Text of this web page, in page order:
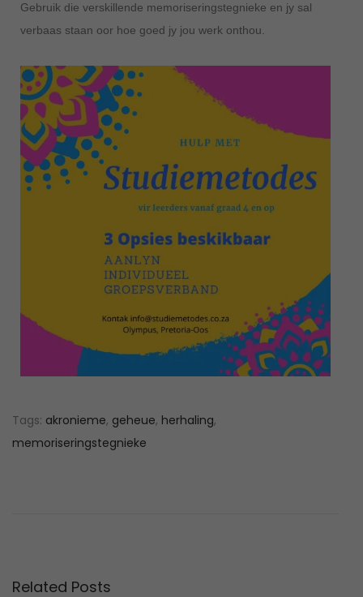
Gebruik die verskillende memoriseringstegnieke en jy sal
verbaas staan oor hoe goed jy jou werk onthou.
Tags: akronieme, geheue, herhaling,
memoriseringstegnieke
-
Related Posts